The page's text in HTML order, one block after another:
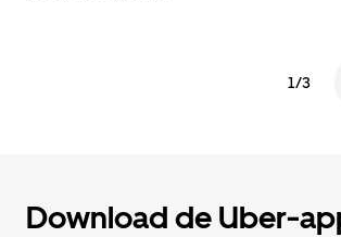
1/3
Download de Uber-